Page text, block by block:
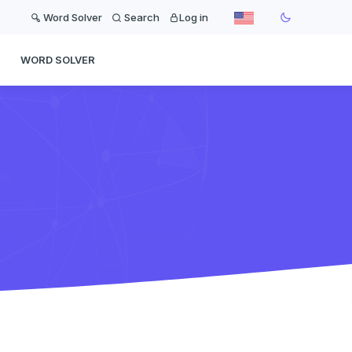
Word Solver Search Log in
WORD SOLVER